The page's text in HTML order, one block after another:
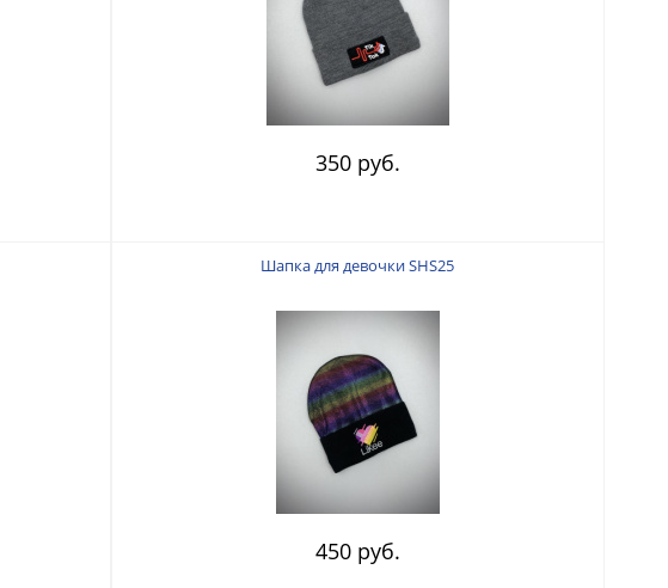
350 руб.
Шапка для девочки SHS25
450 руб.